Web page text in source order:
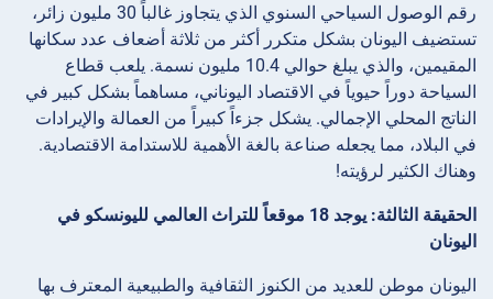
رقم الوصول السياحي السنوي الذي يتجاوز غالباً 30 مليون زائر،
تستضيف اليونان بشكل متكرر أكثر من ثلاثة أضعاف عدد سكانها
المقيمين، والذي يبلغ حوالي 10.4 مليون نسمة. يلعب قطاع
السياحة دوراً حيوياً في الاقتصاد اليوناني، مساهماً بشكل كبير في
الناتج المحلي الإجمالي. يشكل جزءاً كبيراً من العمالة والإيرادات
في البلاد، مما يجعله صناعة بالغة الأهمية للاستدامة الاقتصادية.
وهناك الكثير لرؤيته!
الحقيقة الثالثة: يوجد 18 موقعاً للتراث العالمي لليونسكو في
اليونان
اليونان موطن للعديد من الكنوز الثقافية والطبيعية المعترف بها